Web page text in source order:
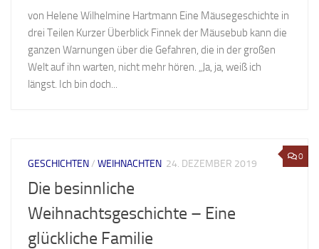
von Helene Wilhelmine Hartmann Eine Mäusegeschichte in
drei Teilen Kurzer Überblick Finnek der Mäusebub kann die
ganzen Warnungen über die Gefahren, die in der großen
Welt auf ihn warten, nicht mehr hören. „Ja, ja, weiß ich
längst. Ich bin doch...
0
GESCHICHTEN/ WEIHNACHTEN 24. DEZEMBER 2019
Die besinnliche
Weihnachtsgeschichte – Eine
glückliche Familie